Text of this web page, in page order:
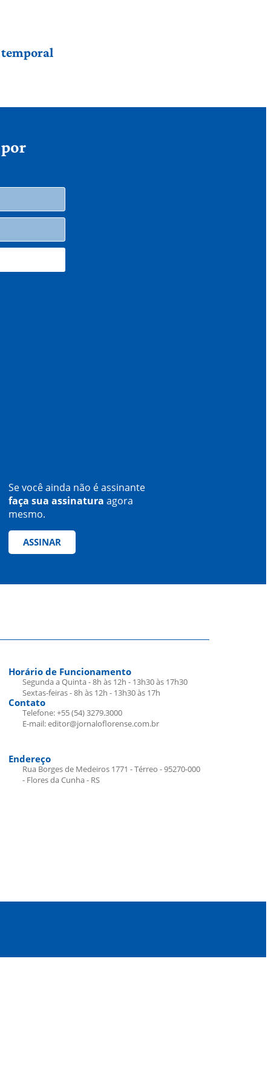
temporal
Se você ainda não é assinante
faça sua assinatura agora
mesmo.
ASSINAR
Horário de Funcionamento
Segunda a Quinta - 8h às 12h - 13h30 às 17h30
Sextas-feiras - 8h às 12h - 13h30 às 17h
Contato
Telefone: +55 (54) 3279.3000
E-mail: editor@jornaloflorense.com.br
Endereço
Rua Borges de Medeiros 1771 - Térreo - 95270-000
- Flores da Cunha - RS